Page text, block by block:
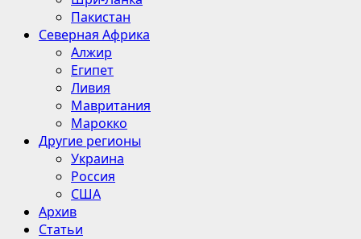
Пакистан
Северная Африка
Алжир
Египет
Ливия
Мавритания
Марокко
Другие регионы
Украина
Россия
США
Архив
Статьи